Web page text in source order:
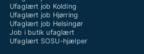
Ufaglært job Kolding
Ufaglært job Hjørring
Ufaglært job Helsingør
Job i butik ufaglært
Ufaglært SOSU-hjælper